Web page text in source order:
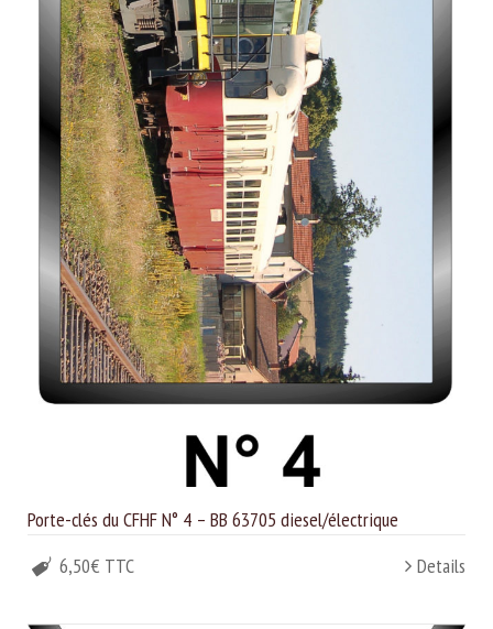
Porte-clés du CFHF N° 4 – BB 63705 diesel/électrique
6,50€ TTC
Details